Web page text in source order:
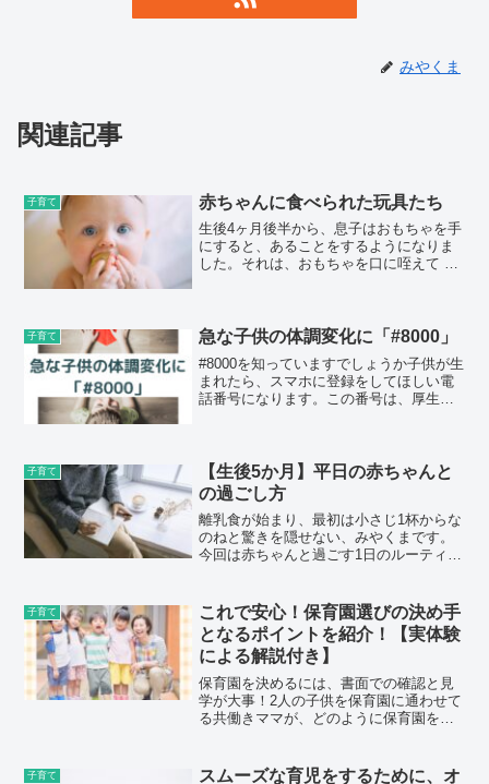
みやくま
関連記事
子育て 赤ちゃんに食べられた玩具たち
生後4ヶ月後半から、息子はおもちゃを手
にすると、あることをするようになりま
した。それは、おもちゃを口に咥えて は
生えてない、お口で一...
子育て 急な子供の体調変化に「#8000」
#8000を知っていますでしょうか子供が生
まれたら、スマホに登録をしてほしい電
話番号になります。この番号は、厚生労
日中であれば、保健...
子育て
【生後5か月】平日の赤ちゃんと
の過ごし方
離乳食が始まり、最初は小さじ1杯からな
のねと驚きを隠せない、みやくまです。
今回は赤ちゃんと過ごす1日のルーティン
宅勤務の時もありますが、基本的に会社
か現場に行っている...
子育て
これで安心！保育園選びの決め手
となるポイントを紹介！【実体験
による解説付き】
保育園を決めるには、書面での確認と見
学が大事！2人の子供を保育園に通わせて
る共働きママが、どのように保育園を選
子育て
スムーズな育児をするために、オ